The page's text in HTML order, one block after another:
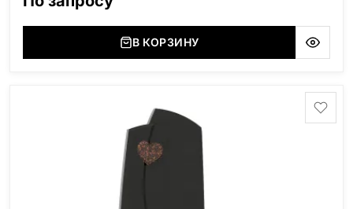
(Украина, Житомерская область), Лабродарит
(Украина, Житомерская область), Сюксюансаари
(Россия, Карелия), Амфиболит (Россия, Мурманская
минимальные стандартные размеры: Размер стеллы:
60*80*5 Размер тумбы: 12*90*15
В КОРЗИНУ